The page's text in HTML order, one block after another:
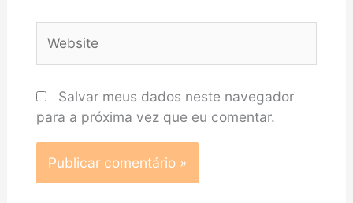
Salvar meus dados neste navegador
para a próxima vez que eu comentar.